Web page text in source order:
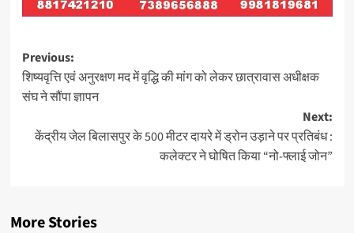
Post
navigation
Previous:
शिष्यवृत्ति एवं अनुरक्षण मद में वृद्धि की मांग को लेकर छात्रावास अधीक्षक
संघ ने सौंपा ज्ञापन
Next:
केंद्रीय जेल बिलासपुर के 500 मीटर दायरे में ड्रोन उड़ाने पर प्रतिबंध :
कलेक्टर ने घोषित किया “नो-फ्लाई जोन”
More Stories